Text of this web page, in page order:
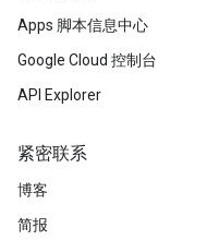
Apps 脚本信息中心
Google Cloud 控制台
API Explorer
紧密联系
博客
简报